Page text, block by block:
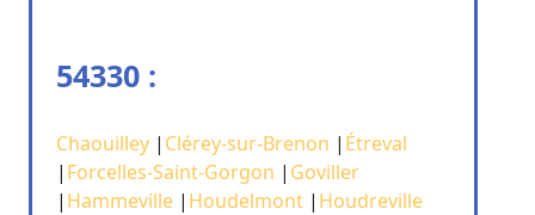
54330 :
Chaouilley | Clérey-sur-Brenon | Étreval
| Forcelles-Saint-Gorgon | Goviller
| Hammeville | Houdelmont | Houdreville